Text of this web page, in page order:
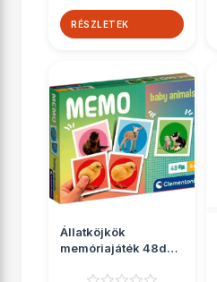
RÉSZLETEK
Állatköjkök
memóriajáték 48db-